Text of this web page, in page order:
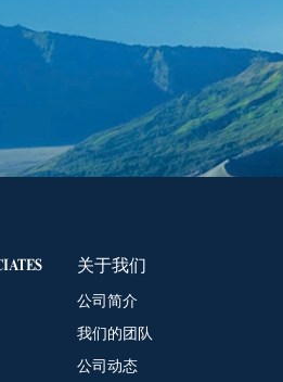
关于我们
公司简介
我们的团队
公司动态